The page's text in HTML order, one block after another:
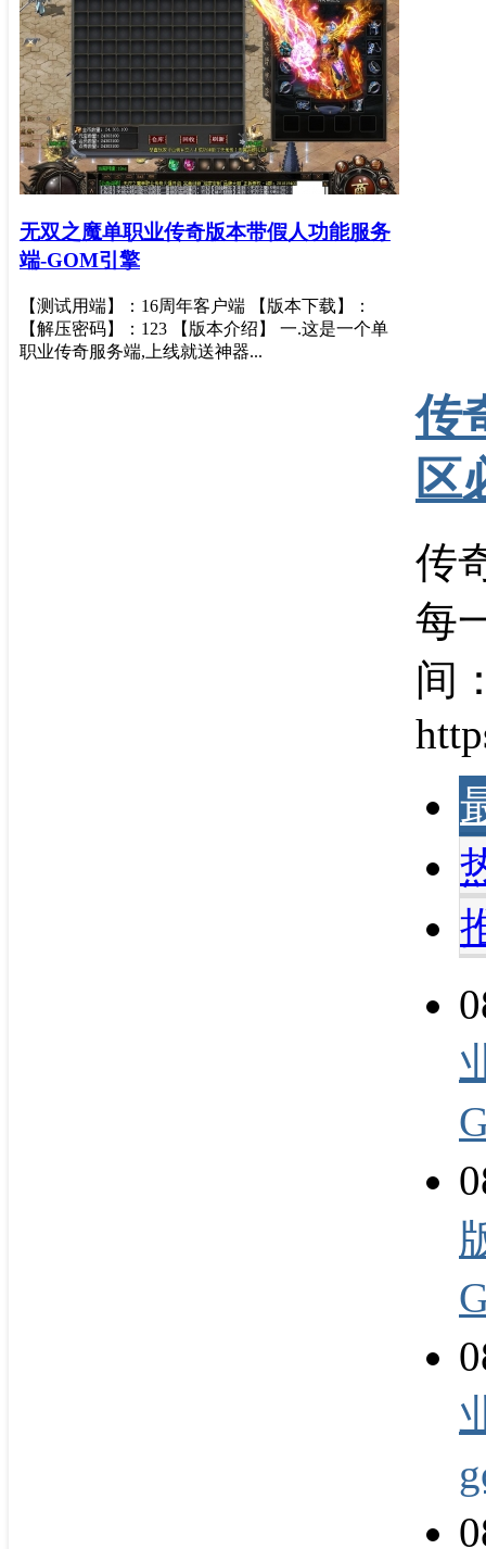
无双之魔单职业传奇版本带假人功能服务
端-GOM引擎
【测试用端】：16周年客户端 【版本下载】：
【解压密码】：123 【版本介绍】 一.这是一个单
职业传奇服务端,上线就送神器...
传
区
传
每
间